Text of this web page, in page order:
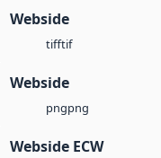
Webside
tifftif
Webside
pngpng
Webside ECW